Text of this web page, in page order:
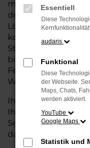
modernen
dem stilvollen
Lösung für jeden,
komfortables
Stadtverkehr oder
bietet Ihnen
Features und eine
Wirtschaftlichkeit.
Ihr CUPRA
Ihnen mit einer
Seite und bietet
damit Sie das für
Essentiell
Diese
audaris
Funktional
Diese
der Webseite.
Maps, Chats,
werden aktiviert.
YouTube
Google Maps
Statistik und